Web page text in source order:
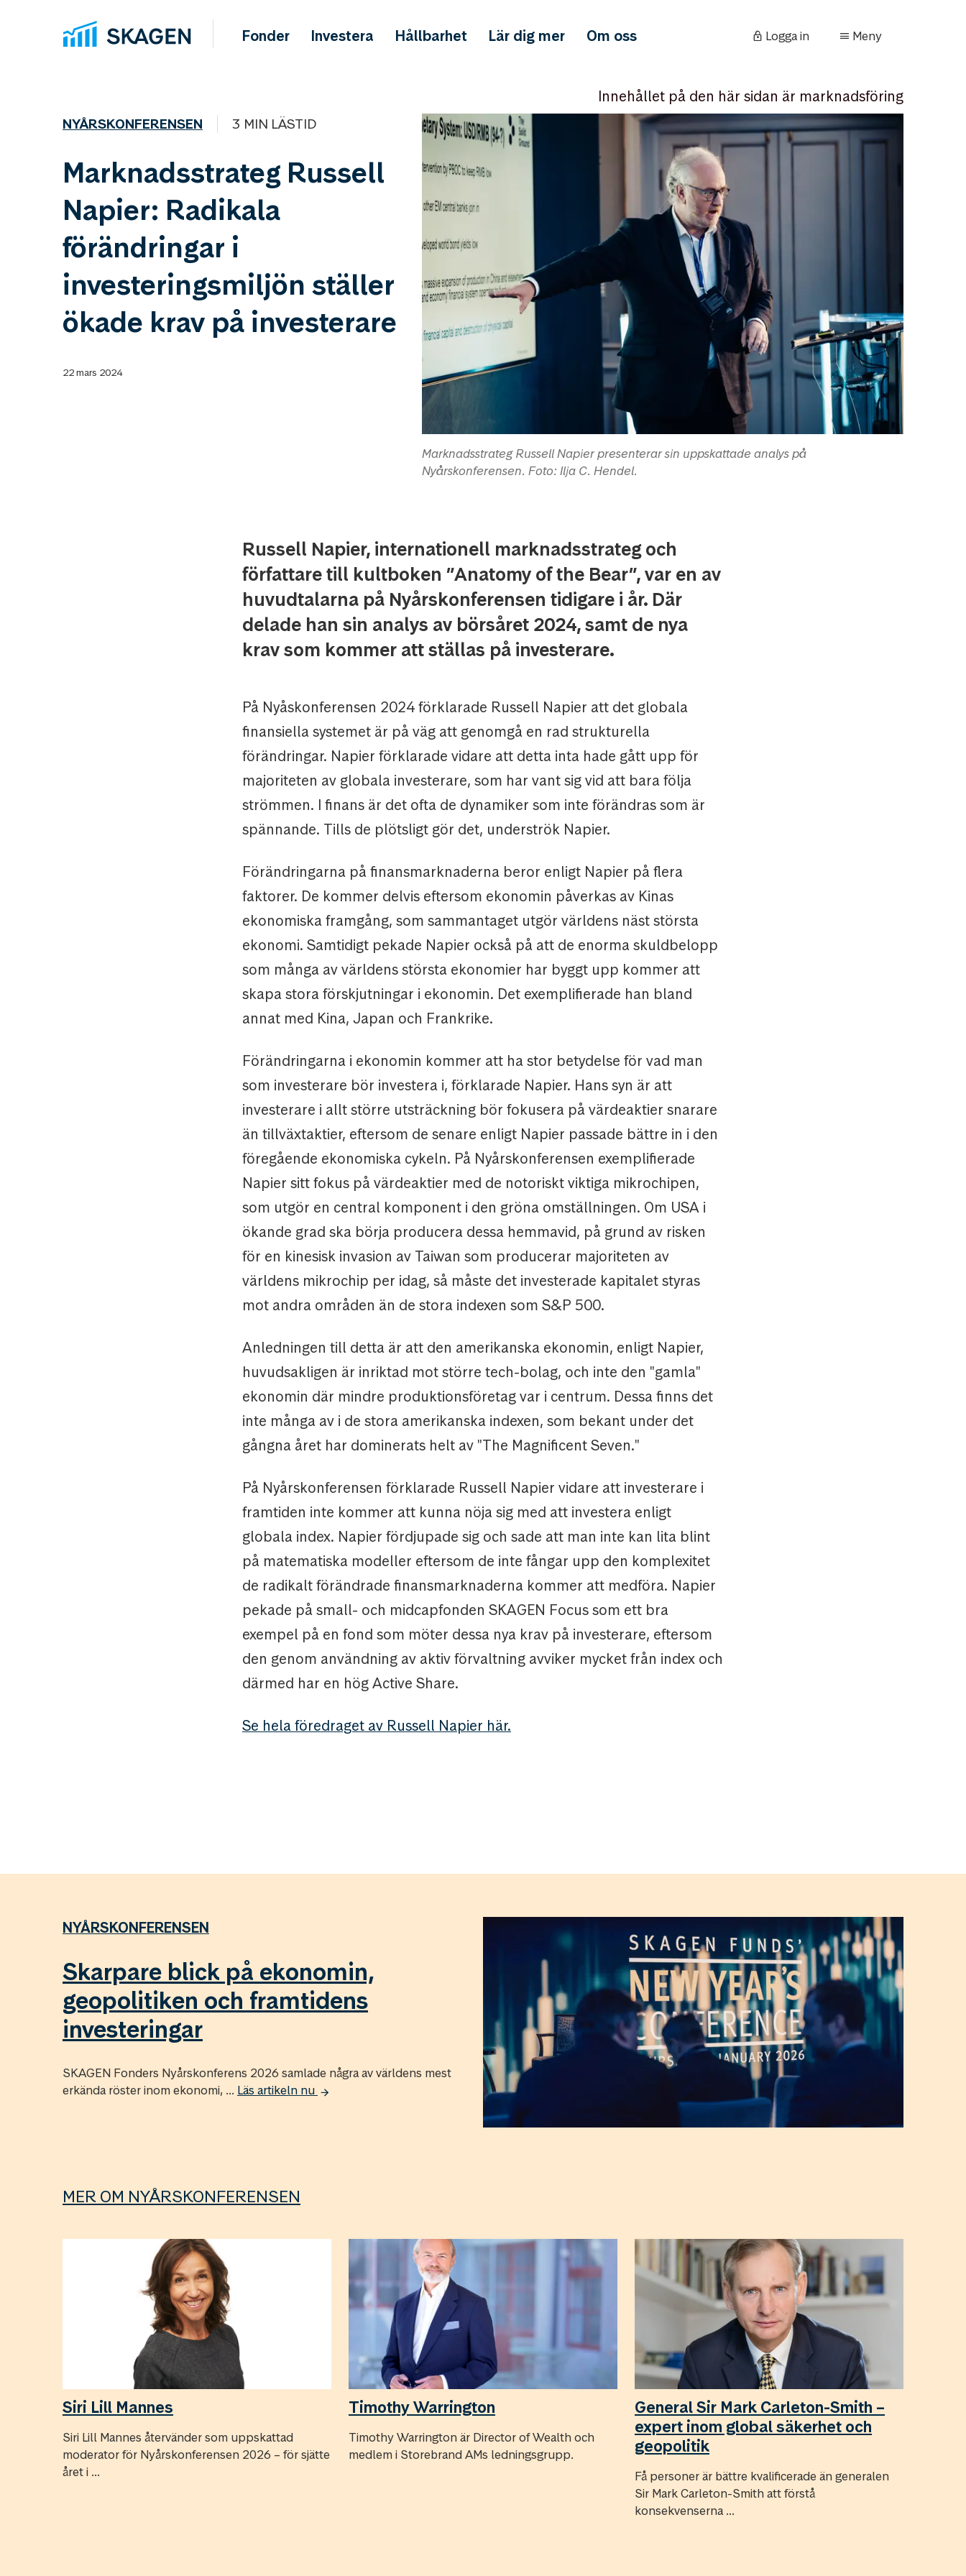
Fonder Investera Hållbarhet Lär dig mer Om oss Logga in Meny
Innehållet på den här sidan är marknadsföring
NYÅRSKONFERENSEN 3 MIN LÄSTID
Marknadsstrateg Russell
Napier: Radikala
förändringar i
investeringsmiljön ställer
ökade krav på investerare
22 mars 2024
Marknadsstrateg Russell Napier presenterar sin uppskattade analys på
Nyårskonferensen. Foto: Ilja C. Hendel.
Russell Napier, internationell marknadsstrateg och
författare till kultboken ”Anatomy of the Bear”, var en av
huvudtalarna på Nyårskonferensen tidigare i år. Där
delade han sin analys av börsåret 2024, samt de nya
krav som kommer att ställas på investerare.
På Nyåskonferensen 2024 förklarade Russell Napier att det globala
finansiella systemet är på väg att genomgå en rad strukturella
förändringar. Napier förklarade vidare att detta inta hade gått upp för
majoriteten av globala investerare, som har vant sig vid att bara följa
strömmen. I finans är det ofta de dynamiker som inte förändras som är
spännande. Tills de plötsligt gör det, underströk Napier.
Förändringarna på finansmarknaderna beror enligt Napier på flera
faktorer. De kommer delvis eftersom ekonomin påverkas av Kinas
ekonomiska framgång, som sammantaget utgör världens näst största
ekonomi. Samtidigt pekade Napier också på att de enorma skuldbelopp
som många av världens största ekonomier har byggt upp kommer att
skapa stora förskjutningar i ekonomin. Det exemplifierade han bland
annat med Kina, Japan och Frankrike.
Förändringarna i ekonomin kommer att ha stor betydelse för vad man
som investerare bör investera i, förklarade Napier. Hans syn är att
investerare i allt större utsträckning bör fokusera på värdeaktier snarare
än tillväxtaktier, eftersom de senare enligt Napier passade bättre in i den
föregående ekonomiska cykeln. På Nyårskonferensen exemplifierade
Napier sitt fokus på värdeaktier med de notoriskt viktiga mikrochipen,
som utgör en central komponent i den gröna omställningen. Om USA i
ökande grad ska börja producera dessa hemmavid, på grund av risken
för en kinesisk invasion av Taiwan som producerar majoriteten av
världens mikrochip per idag, så måste det investerade kapitalet styras
mot andra områden än de stora indexen som S&P 500.
Anledningen till detta är att den amerikanska ekonomin, enligt Napier,
huvudsakligen är inriktad mot större tech-bolag, och inte den "gamla"
ekonomin där mindre produktionsföretag var i centrum. Dessa finns det
inte många av i de stora amerikanska indexen, som bekant under det
gångna året har dominerats helt av "The Magnificent Seven."
På Nyårskonferensen förklarade Russell Napier vidare att investerare i
framtiden inte kommer att kunna nöja sig med att investera enligt
globala index. Napier fördjupade sig och sade att man inte kan lita blint
på matematiska modeller eftersom de inte fångar upp den komplexitet
de radikalt förändrade finansmarknaderna kommer att medföra. Napier
pekade på small- och midcapfonden SKAGEN Focus som ett bra
exempel på en fond som möter dessa nya krav på investerare, eftersom
den genom användning av aktiv förvaltning avviker mycket från index och
därmed har en hög Active Share.
Se hela föredraget av Russell Napier här.
NYÅRSKONFERENSEN
Skarpare blick på ekonomin,
geopolitiken och framtidens
investeringar
SKAGEN Fonders Nyårskonferens 2026 samlade några av världens mest
erkända röster inom ekonomi, ... Läs artikeln nu
MER OM NYÅRSKONFERENSEN
Siri Lill Mannes
Siri Lill Mannes återvänder som uppskattad
moderator för Nyårskonferensen 2026 – för sjätte
året i ...
Timothy Warrington
Timothy Warrington är Director of Wealth och
medlem i Storebrand AMs ledningsgrupp.
General Sir Mark Carleton-Smith –
expert inom global säkerhet och
geopolitik
Få personer är bättre kvalificerade än generalen
Sir Mark Carleton-Smith att förstå
konsekvenserna ...